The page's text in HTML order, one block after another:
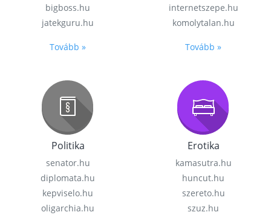
bigboss.hu
jatekguru.hu
Tovább »
internetszepe.hu
komolytalan.hu
Tovább »
Politika
senator.hu
diplomata.hu
kepviselo.hu
oligarchia.hu
Erotika
kamasutra.hu
huncut.hu
szereto.hu
szuz.hu